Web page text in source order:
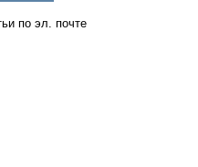
по эл. почте